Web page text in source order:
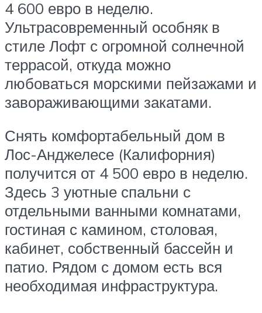
4 600 евро в неделю.
Ультрасовременный особняк в
стиле Лофт с огромной солнечной
террасой, откуда можно
любоваться морскими пейзажами и
завораживающими закатами.
Снять комфортабельный дом в
Лос-Анджелесе (Калифорния)
получится от 4 500 евро в неделю.
Здесь 3 уютные спальни с
отдельными ванными комнатами,
гостиная с камином, столовая,
кабинет, собственный бассейн и
патио. Рядом с домом есть вся
необходимая инфраструктура.